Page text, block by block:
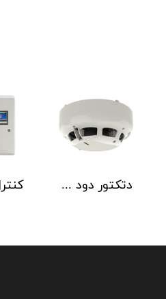
دتکتور دود آدرس پذیر هوچیکی Hochiki مدل ALN-EN SCI